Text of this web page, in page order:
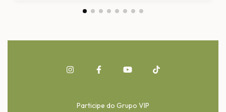
Participe do Grupo VIP